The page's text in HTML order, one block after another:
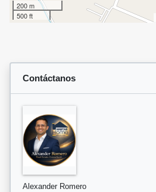
200 m
500 ft
Contáctanos
Alexander Romero